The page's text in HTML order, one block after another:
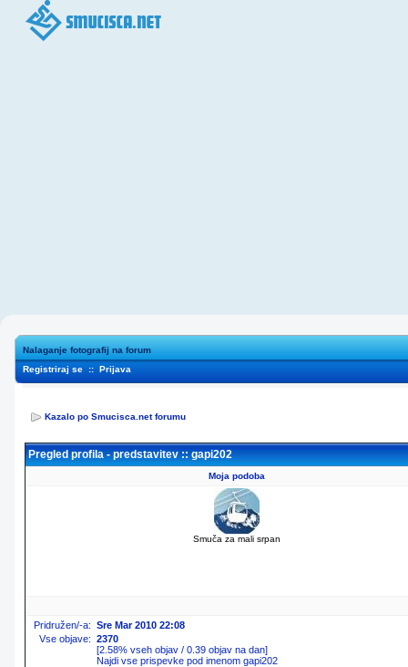
Nalaganje fotografij na forum
Registriraj se :: Prijava
Kazalo po Smucisca.net forumu
Pregled profila - predstavitev :: gapi202
Moja podoba
Smuča za mali srpan
Pridružen/-a: Sre Mar 2010 22:08
Vse objave: 2370
[2.58% vseh objav / 0.39 objav na dan]
Najdi vse prispevke pod imenom gapi202